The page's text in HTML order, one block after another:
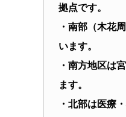
拠点です。
・南部（木花
います。
・南方地区は
ます。
・北部は医療